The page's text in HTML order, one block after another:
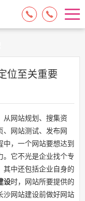
位至关重要
从网站规划、搜集资
、网站测试、发布网
中，一个网站要想达到
它不光是企业找个专
其中还包括企业自身的
设时，网站所要提供的
沙网站建设前做好网站